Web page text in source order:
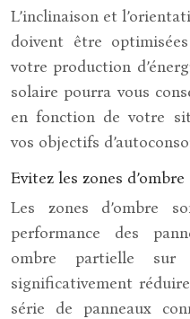
L’inclinaison et
doivent être
votre production
solaire pourra vous
en fonction de votre
vos objectifs
Evitez les zones
Les zones d’ombre
performance des
ombre partielle
significativement
série de panneaux